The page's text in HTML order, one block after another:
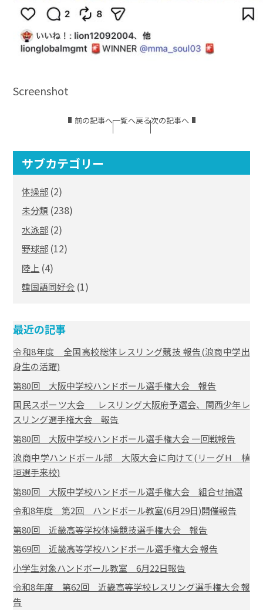
Screenshot
前の記事へ一覧へ戻る次の記事へ
サブカテゴリー
体操部 (2)
未分類 (238)
水泳部 (2)
野球部 (12)
陸上 (4)
韓国語同好会 (1)
最近の記事
令和8年度 全国高校総体レスリング競技 報告(浪商中学出
身生の活躍)
第80回 大阪中学校ハンドボール選手権大会 報告
国民スポーツ大会 レスリング大阪府予選会、関西少年レ
スリング選手権大会 報告
第80回 大阪中学校ハンドボール選手権大会 一回戦報告
浪商中学ハンドボール部 大阪大会に向けて(リーグH 植
垣選手来校)
第80回 大阪中学校ハンドボール選手権大会 組合せ抽選
令和8年度 第2回 ハンドボール教室(6月29日)開催報告
第80回 近畿高等学校体操競技選手権大会 報告
第69回 近畿高等学校ハンドボール選手権大会 報告
小学生対象ハンドボール教室 6月22日報告
令和8年度 第62回 近畿高等学校レスリング選手権大会 報
告